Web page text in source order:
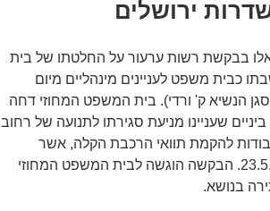
ירושלים
בבקשת רשות ערעור על החלטתו של בית
כבית משפט לעניינים מינהליים מיום
(עת"ם 46009-05-19, סגן הנשיא ק' ורדי). בית המשפט המחוזי דחה
שעניינו מניעת סגירתו לתנועה של רחוב
להקמת תוואי הרכבת הקלה, אשר
אמורה להיכנס לתוקף היום, 23.5.2019. הבקשה הוגשה לבית המשפט המחוזי